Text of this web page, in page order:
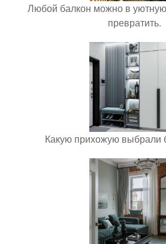
Любой балкон можно в
превратить.
Какую прихожую выбрали